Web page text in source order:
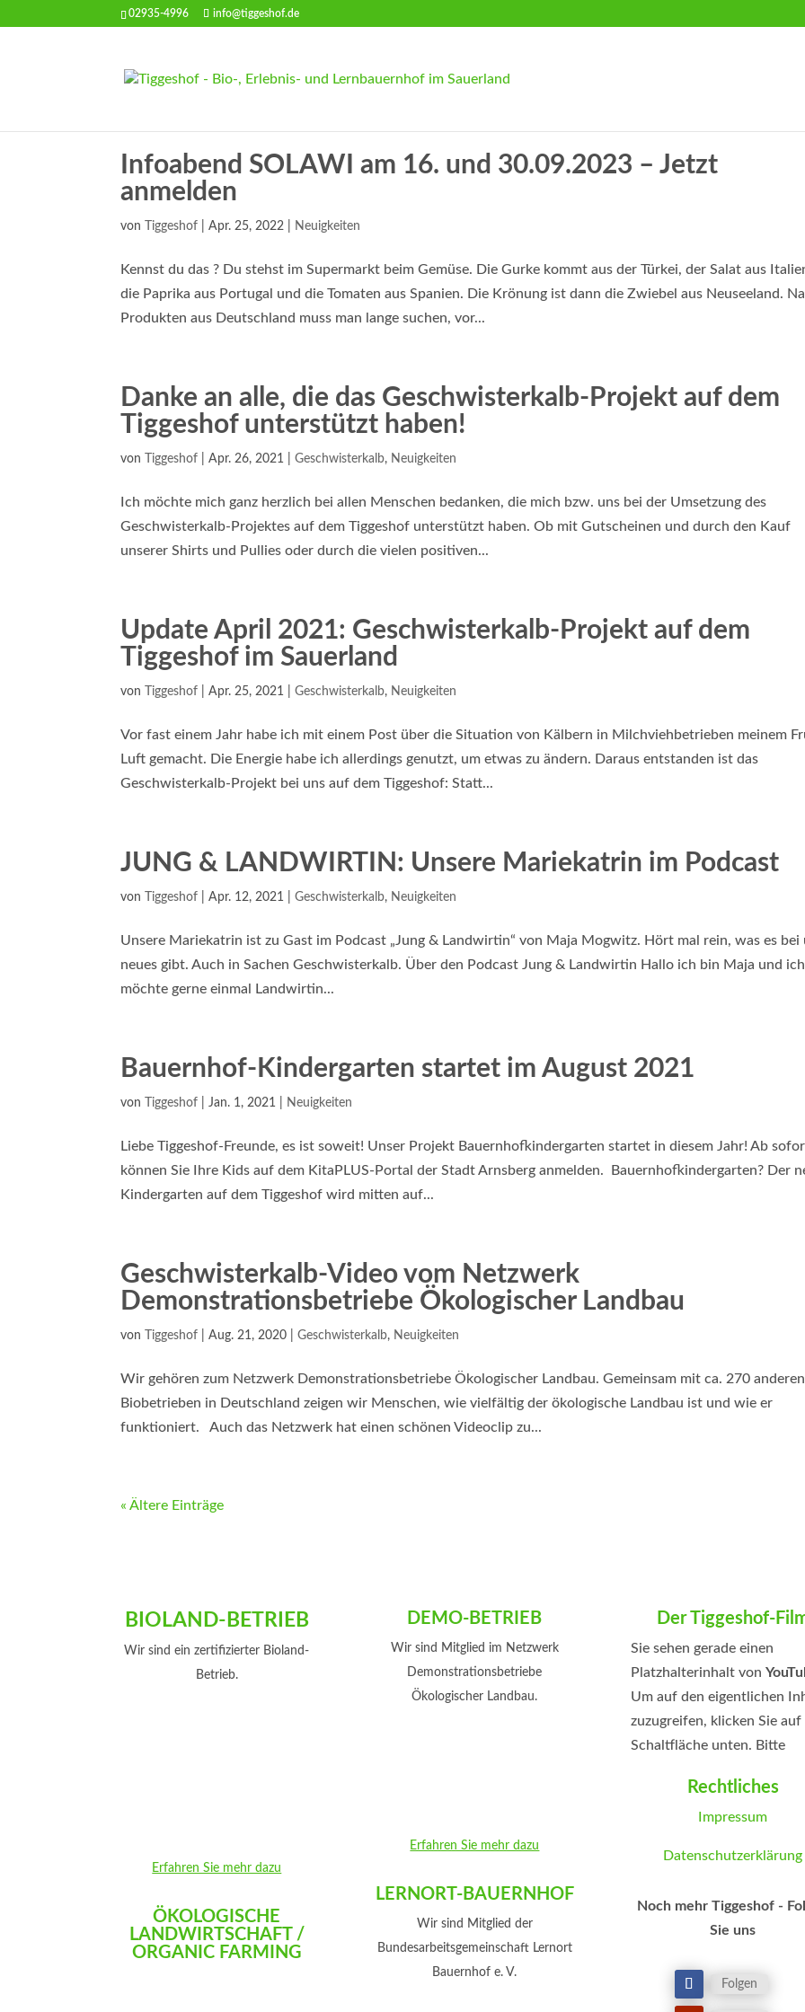
02935-4996 info@tiggeshof.de
Infoabend SOLAWI am 16. und 30.09.2023 – Jetzt
anmelden
von Tiggeshof |Apr. 25, 2022 Neuigkeiten
Kennst du das ? Du stehst im Supermarkt beim Gemüse. Die Gurke kommt aus der Türkei, der Salat aus
die Paprika aus Portugal und die Tomaten aus Spanien. Die Krönung ist dann die Zwiebel aus Neuseeland.
Produkten aus Deutschland muss man lange suchen, vor...
Danke an alle, die das Geschwisterkalb-Projekt auf dem
Tiggeshof unterstützt haben!
von Tiggeshof |Apr. 26, 2021 |Geschwisterkalb, Neuigkeiten
Ich möchte mich ganz herzlich bei allen Menschen bedanken, die mich bzw. uns bei der Umsetzung des
Geschwisterkalb-Projektes auf dem Tiggeshof unterstützt haben. Ob mit Gutscheinen und durch den Kauf
unserer Shirts und Pullies oder durch die vielen positiven...
Update April 2021: Geschwisterkalb-Projekt auf dem
Tiggeshof im Sauerland
von Tiggeshof |Apr. 25, 2021 |Geschwisterkalb, Neuigkeiten
Vor fast einem Jahr habe ich mit einem Post über die Situation von Kälbern in Milchviehbetrieben meinem
Luft gemacht. Die Energie habe ich allerdings genutzt, um etwas zu ändern. Daraus entstanden ist das
Geschwisterkalb-Projekt bei uns auf dem Tiggeshof: Statt...
JUNG & LANDWIRTIN: Unsere Mariekatrin im Podcast
von Tiggeshof |Apr. 12, 2021 |Geschwisterkalb, Neuigkeiten
Unsere Mariekatrin ist zu Gast im Podcast „Jung & Landwirtin“ von Maja Mogwitz. Hört mal rein, was es bei
neues gibt. Auch in Sachen Geschwisterkalb. Über den Podcast Jung & Landwirtin Hallo ich bin Maja und ich
möchte gerne einmal Landwirtin...
Bauernhof-Kindergarten startet im August 2021
von Tiggeshof |Jan. 1, 2021 Neuigkeiten
Liebe Tiggeshof-Freunde, es ist soweit! Unser Projekt Bauernhofkindergarten startet in diesem Jahr! Ab
können Sie Ihre Kids auf dem KitaPLUS-Portal der Stadt Arnsberg anmelden. Bauernhofkindergarten? Der
Kindergarten auf dem Tiggeshof wird mitten auf...
Geschwisterkalb-Video vom Netzwerk
Demonstrationsbetriebe Ökologischer Landbau
von Tiggeshof |Aug. 21, 2020 |Geschwisterkalb, Neuigkeiten
Wir gehören zum Netzwerk Demonstrationsbetriebe Ökologischer Landbau. Gemeinsam mit ca. 270 anderen
Biobetrieben in Deutschland zeigen wir Menschen, wie vielfältig der ökologische Landbau ist und wie er
funktioniert. Auch das Netzwerk hat einen schönen Videoclip zu...
« Ältere Einträge
BIOLAND-BETRIEB
Wir sind ein zertifizierter Bioland-
Betrieb.
Erfahren Sie mehr dazu
ÖKOLOGISCHE
LANDWIRTSCHAFT /
ORGANIC FARMING
DEMO-BETRIEB
Wir sind Mitglied im Netzwerk
Demonstrationsbetriebe
Ökologischer Landbau.
Erfahren Sie mehr dazu
LERNORT-BAUERNHOF
Wir sind Mitglied der
Bundesarbeitsgemeinschaft Lernort
Bauernhof e. V.
Der Tiggeshof-
Sie sehen gerade einen
Platzhalterinhalt von
Um auf den eigentlichen
zuzugreifen, klicken Sie auf
Schaltfläche unten. Bitte
an Drittanbieter
akzeptieren und Inhalte
Rechtliches
Impressum
Datenschutzerklärung
Noch mehr Tiggeshof -
Sie uns
Folgen